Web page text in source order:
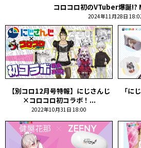
コロコロ初のVTuber爆誕
2024年11月28日
【別コロ12月号特報】にじさんじ
×コロコロ初コラボ！...
2022年10月31日 18:00
「に